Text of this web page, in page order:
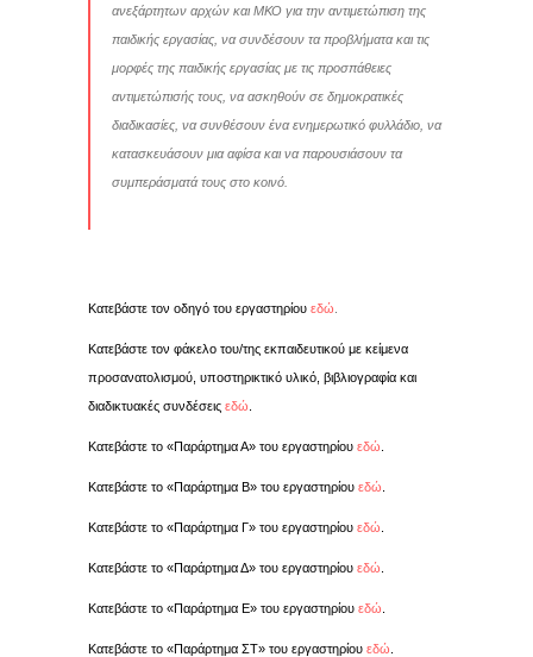
ανεξάρτητων αρχών και ΜΚΟ για την αντιμετώπιση της
παιδικής εργασίας, να συνδέσουν τα προβλήματα και τις
μορφές της παιδικής εργασίας με τις προσπάθειες
αντιμετώπισής τους, να ασκηθούν σε δημοκρατικές
διαδικασίες, να συνθέσουν ένα ενημερωτικό φυλλάδιο, να
κατασκευάσουν μια αφίσα και να παρουσιάσουν τα
συμπεράσματά τους στο κοινό.
Κατεβάστε τον οδηγό του εργαστηρίου εδώ
Κατεβάστε τον φάκελο του/της εκπαιδευτικού με κείμενα
προσανατολισμού, υποστηρικτικό υλικό, βιβλιογραφία και
διαδικτυακές συνδέσεις εδώ
Κατεβάστε το «Παράρτημα Α» του εργαστηρίου εδώ
Κατεβάστε το «Παράρτημα Β» του εργαστηρίου εδώ
Κατεβάστε το «Παράρτημα Γ» του εργαστηρίου εδώ
Κατεβάστε το «Παράρτημα Δ» του εργαστηρίου εδώ
Κατεβάστε το «Παράρτημα Ε» του εργαστηρίου εδώ
Κατεβάστε το «Παράρτημα ΣΤ» του εργαστηρίου εδώ